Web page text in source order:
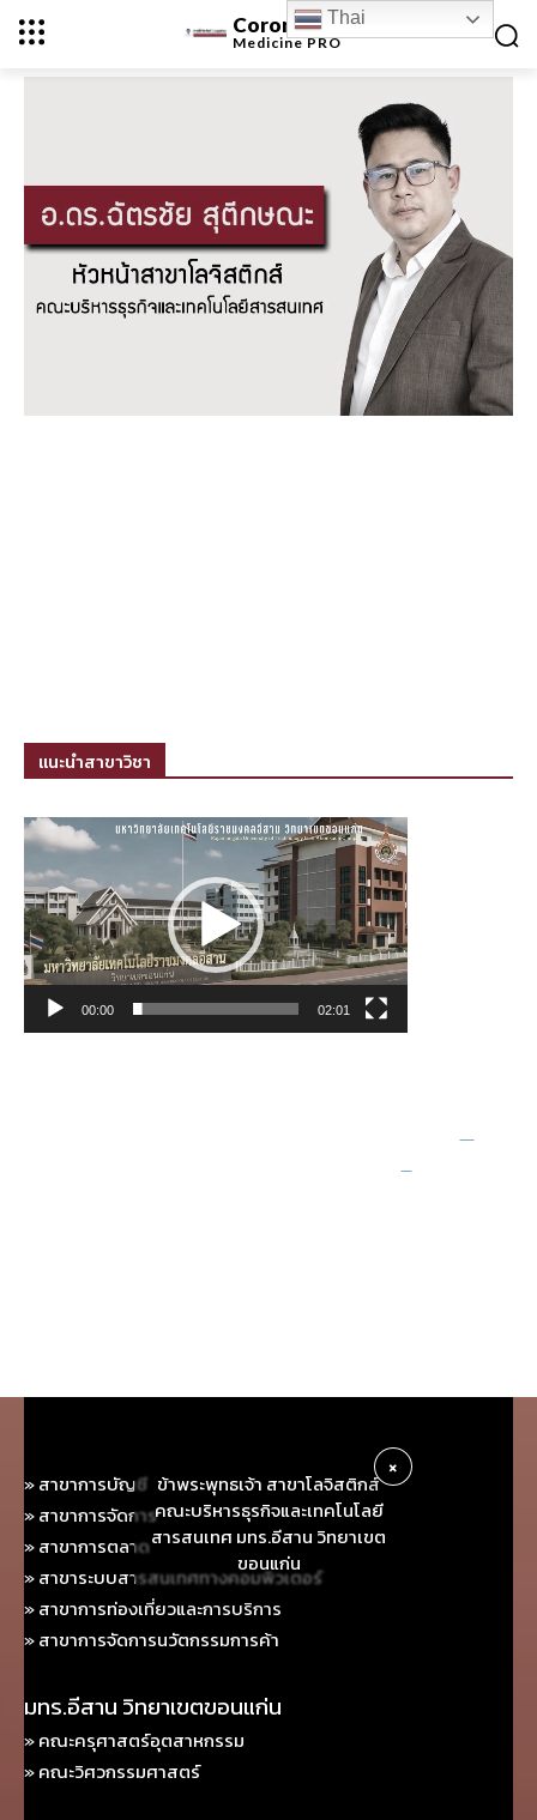
Coronavirus
MedicinePRO
แนะนำสาขาวิชา
ตัว
ไฟล์
วิดีโอ
00:00 02:01
» สาขาการบัญชี
» สาขาการจัดการ
» สาขาการตลาด
» สาขาระบบสารสนเทศทางคอมพิวเตอร์
» สาขาการท่องเที่ยวและการบริการ
» สาขาการจัดการนวัตกรรมการค้า
มทร.อีสาน วิทยาเขตขอนแก่น
» คณะครุศาสตร์อุตสาหกรรม
» คณะวิศวกรรมศาสตร์
×
ข้าพระพุทธเจ้า สาขาโลจิสติกส์
คณะบริหารธุรกิจและเทคโนโลยี
สารสนเทศ มทร.อีสาน วิทยาเขต
ขอนแก่น
Thai